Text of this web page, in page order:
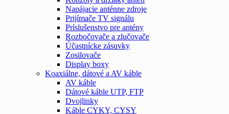
Napájacie anténne zdroje
Prijímače TV signálu
Príslušenstvo pre antény
Rozbočovače a zlučovače
Účastnícke zásuvky
Zosilovače
Display boxy
Koaxiálne, dátové a AV káble
AV káble
Dátové káble UTP, FTP
Dvojlinky
Káble CYKY, CYSY